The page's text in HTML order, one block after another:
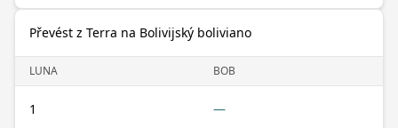
Převést z Terra na Bolivijský boliviano
LUNA BOB
1 —